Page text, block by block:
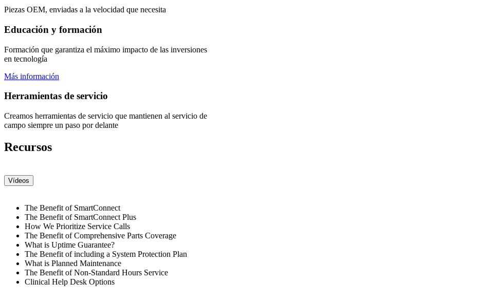
Piezas OEM, enviadas a la velocidad que necesita
Educación y formación
Formación que garantiza el máximo impacto de las inversiones
en tecnología
Más información
Herramientas de servicio
Creamos herramientas de servicio que mantienen al servicio de
campo siempre un paso por delante
Recursos
Vídeos
The Benefit of SmartConnect
The Benefit of SmartConnect Plus
How We Prioritize Service Calls
The Benefit of Comprehensive Parts Coverage
What is Uptime Guarantee?
The Benefit of including a System Protection Plan
What is Planned Maintenance
The Benefit of Non-Standard Hours Service
Clinical Help Desk Options